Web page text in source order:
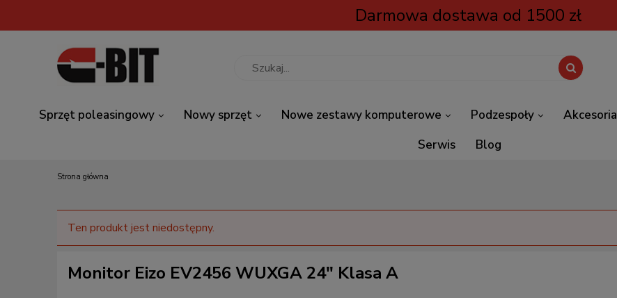
Darmowa dostawa od 1500 zł
Sprzęt poleasingowy Nowy sprzęt Nowe zestawy komputerowe Podzespoły Akcesoria
Serwis
Blog
Strona główna
Ten produkt jest niedostępny.
Monitor Eizo EV2456 WUXGA 24" Klasa A